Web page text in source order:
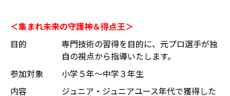
＜集まれ未来の守護神＆得点王＞
目的
専門技術の習得を目的に、元プロ選手が独
自の視点から指導いたします。
参加対象
小学５年～中学３年生
内容
ジュニア・ジュニアユース年代で獲得した